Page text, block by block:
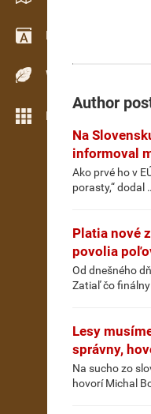
Dictionary
Wood Species
More features
Author
Na
informoval
Ako prvé ho v
porasty,“ dodal
Platia nové
povolia
Od dnešného
Zatiaľ čo
Lesy
správny,
Na sucho zo
hovorí Michal